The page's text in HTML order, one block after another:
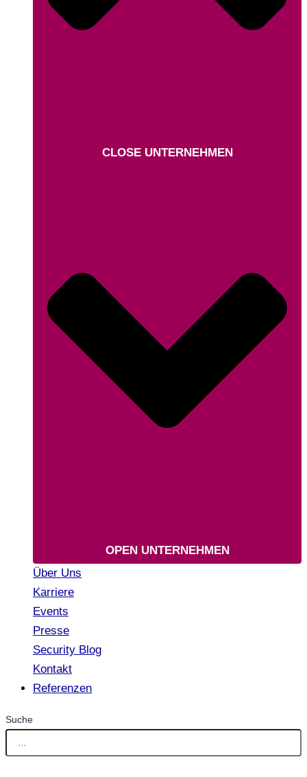
CLOSE UNTERNEHMEN
OPEN UNTERNEHMEN
Über Uns
Karriere
Events
Presse
Security Blog
Kontakt
Referenzen
Suche